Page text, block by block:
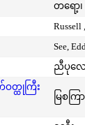
တရော့၊
Russell
See,
ညီပုလေ
တ္ထုကြီး
မြစကြာ